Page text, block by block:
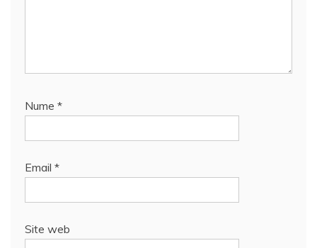
Nume *
Email *
Site web